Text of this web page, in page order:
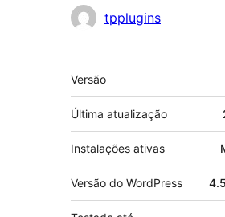
tpplugins
Meta
Versão
Última atualização
Instalações ativas
Versão do WordPress